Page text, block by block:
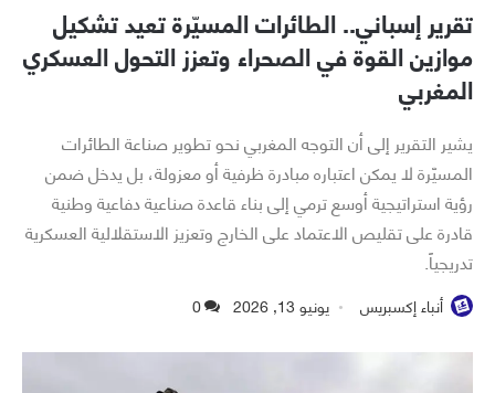
تقرير إسباني.. الطائرات المسيّرة تعيد تشكيل
موازين القوة في الصحراء وتعزز التحول العسكري
المغربي
يشير التقرير إلى أن التوجه المغربي نحو تطوير صناعة الطائرات
المسيّرة لا يمكن اعتباره مبادرة ظرفية أو معزولة، بل يدخل ضمن
رؤية استراتيجية أوسع ترمي إلى بناء قاعدة صناعية دفاعية وطنية
قادرة على تقليص الاعتماد على الخارج وتعزيز الاستقلالية العسكرية
تدريجياً.
أنباء إكسبريس يونيو 13, 2026 0